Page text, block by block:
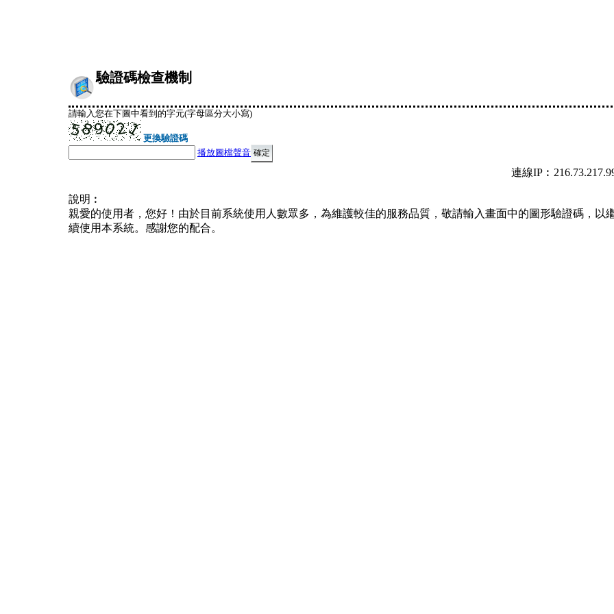
驗證碼檢查機制
請輸入您在下圖中看到的字元(字母區分大小寫)
更換驗證碼
播放圖檔聲音
連線
說明︰
親愛的使用者，您好！由於目前系統使用人數眾多，為維護較佳的服務品質，敬請輸入畫面中的圖形驗證碼，以
續使用本系統。感謝您的配合。